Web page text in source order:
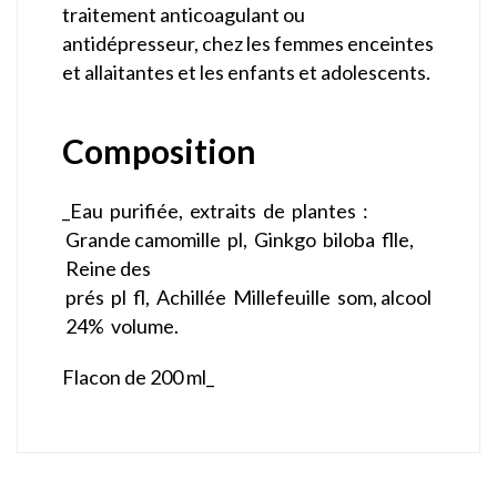
traitement anticoagulant ou
antidépresseur, chez les femmes enceintes
et allaitantes et les enfants et adolescents.
Composition
_Eau purifiée, extraits de plantes :
Grande camomille pl, Ginkgo biloba flle,
Reine des
prés pl fl, Achillée Millefeuille som, alcool
24% volume.
Flacon de 200 ml_